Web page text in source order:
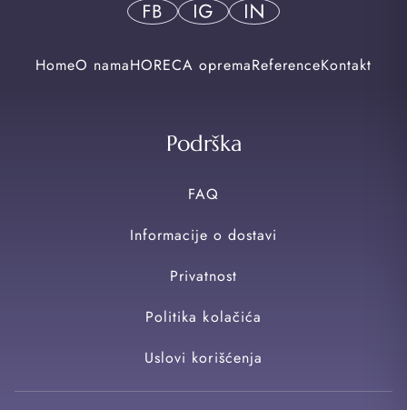
HomeO namaHORECA opremaReferenceKontakt
Podrška
FAQ
Informacije o dostavi
Privatnost
Politika kolačića
Uslovi korišćenja